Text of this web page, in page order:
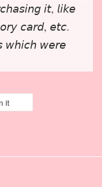
𝘪𝘵, 𝘭𝘪𝘬𝘦
𝘤𝘢𝘳𝘥, 𝘦𝘵𝘤.
𝘸𝘩𝘪𝘤𝘩 𝘸𝘦𝘳𝘦
it